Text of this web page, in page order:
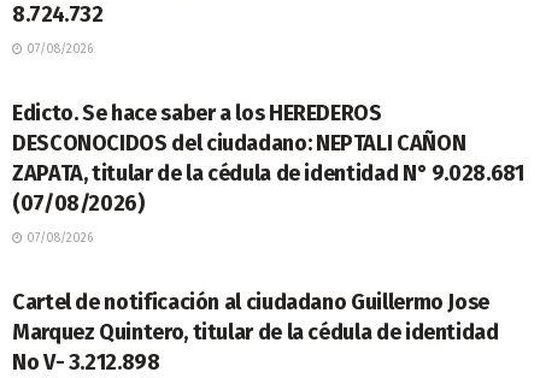
8.724.732
07/08/2026
Edicto. Se hace saber a los HEREDEROS
DESCONOCIDOS del ciudadano: NEPTALI CAÑON
ZAPATA, titular de la cédula de identidad N° 9.028.681
(07/08/2026)
07/08/2026
Cartel de notificación al ciudadano Guillermo Jose
Marquez Quintero, titular de la cédula de identidad
No V- 3.212.898